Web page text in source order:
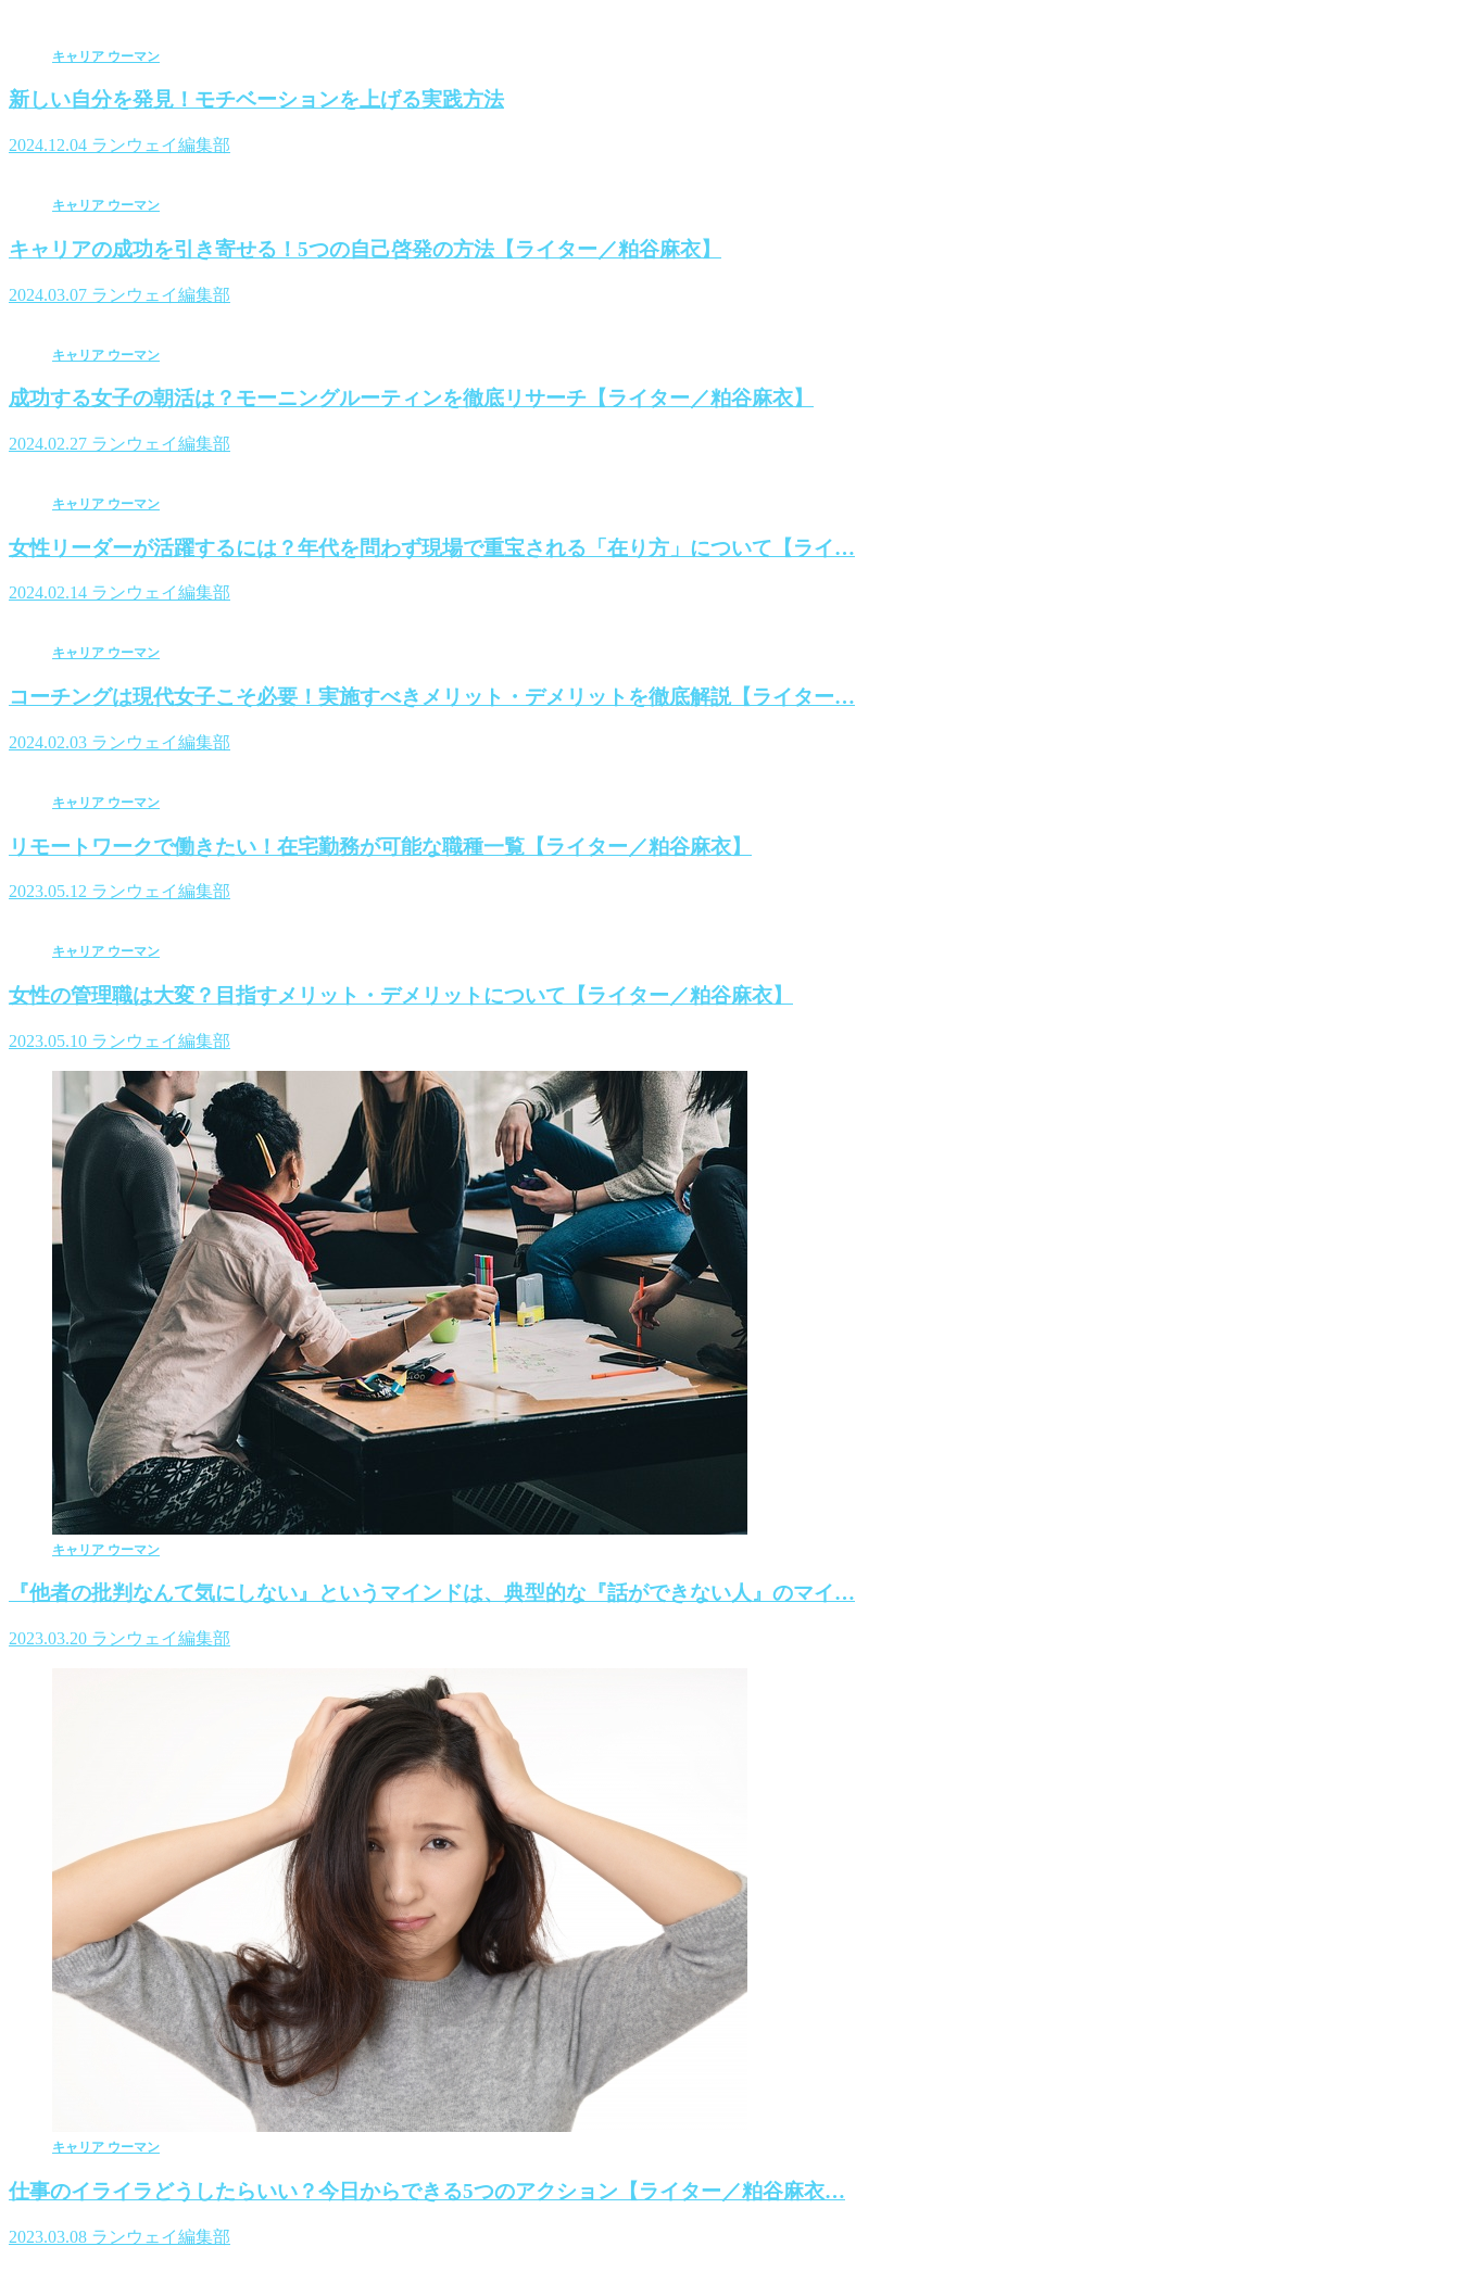
キャリア ウーマン
新しい自分を発見！モチベーションを上げる実践方法
2024.12.04 ランウェイ編集部
キャリア ウーマン
キャリアの成功を引き寄せる！5つの自己啓発の方法【ライター／粕谷麻衣】
2024.03.07 ランウェイ編集部
キャリア ウーマン
成功する女子の朝活は？モーニングルーティンを徹底リサーチ【ライター／粕谷麻衣】
2024.02.27 ランウェイ編集部
キャリア ウーマン
女性リーダーが活躍するには？年代を問わず現場で重宝される「在り方」について【ライ…
2024.02.14 ランウェイ編集部
キャリア ウーマン
コーチングは現代女子こそ必要！実施すべきメリット・デメリットを徹底解説【ライター…
2024.02.03 ランウェイ編集部
キャリア ウーマン
リモートワークで働きたい！在宅勤務が可能な職種一覧【ライター／粕谷麻衣】
2023.05.12 ランウェイ編集部
キャリア ウーマン
女性の管理職は大変？目指すメリット・デメリットについて【ライター／粕谷麻衣】
2023.05.10 ランウェイ編集部
キャリア ウーマン
『他者の批判なんて気にしない』というマインドは、典型的な『話ができない人』のマイ…
2023.03.20 ランウェイ編集部
キャリア ウーマン
仕事のイライラどうしたらいい？今日からできる5つのアクション【ライター／粕谷麻衣…
2023.03.08 ランウェイ編集部